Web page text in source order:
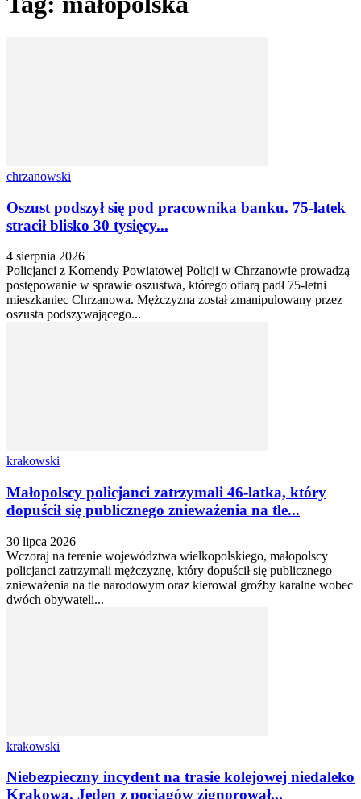
chrzanowski
Oszust podszył się pod pracownika banku. 75-latek
stracił blisko 30 tysięcy...
4 sierpnia 2026
Policjanci z Komendy Powiatowej Policji w Chrzanowie prowadzą
postępowanie w sprawie oszustwa, którego ofiarą padł 75-letni
mieszkaniec Chrzanowa. Mężczyzna został zmanipulowany przez
oszusta podszywającego...
krakowski
Małopolscy policjanci zatrzymali 46-latka, który
dopuścił się publicznego znieważenia na tle...
30 lipca 2026
Wczoraj na terenie województwa wielkopolskiego, małopolscy
policjanci zatrzymali mężczyznę, który dopuścił się publicznego
znieważenia na tle narodowym oraz kierował groźby karalne wobec
dwóch obywateli...
krakowski
Niebezpieczny incydent na trasie kolejowej niedaleko
Krakowa. Jeden z pociągów zignorował...